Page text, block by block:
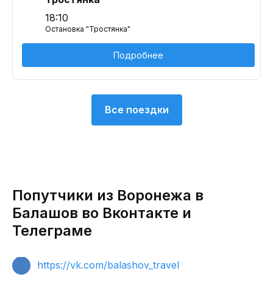
18:10
Остановка "Тростянка"
Подробнее
Все поездки
Попутчики из Воронежа в
Балашов во Вконтакте и
Телеграме
https://vk.com/balashov_travel